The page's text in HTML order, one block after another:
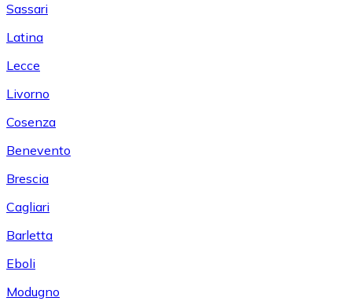
Sassari
Latina
Lecce
Livorno
Cosenza
Benevento
Brescia
Cagliari
Barletta
Eboli
Modugno